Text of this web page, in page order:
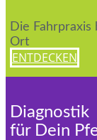
Die
Ort
ENTDECKEN
Diagnostik
für Dein